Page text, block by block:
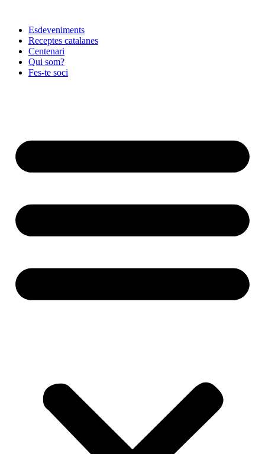
contingutEsdeveniments
Receptes catalanes
Centenari
Qui som?
Fes-te soci